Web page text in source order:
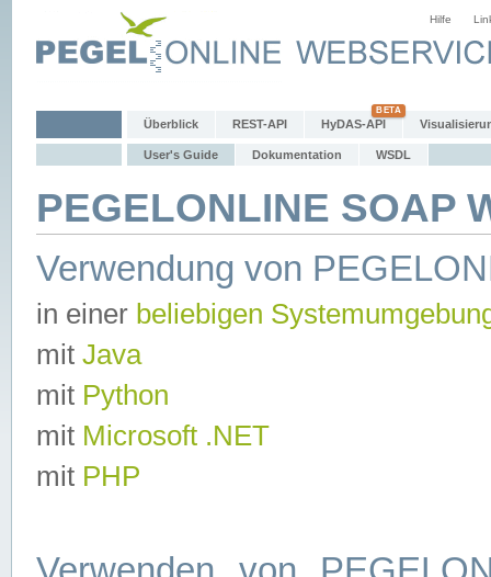
Hilfe
Überblick REST-API HyDAS-API
User's Guide Dokumentation WSDL
PEGELONLINE SOAP
Verwendung von
in einer beliebigen
mit Java
mit Python
mit Microsoft .NET
mit PHP